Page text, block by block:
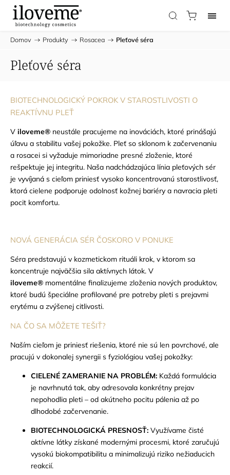
Domov / Produkty / Rosacea / Pleťové séra
Pleťové séra
BIOTECHNOLOGICKÝ POKROK V STAROSTLIVOSTI O
REAKTÍVNU PLEŤ
V iloveme® neustále pracujeme na inováciách, ktoré prinášajú
úľavu a stabilitu vašej pokožke. Pleť so sklonom k začervenaniu
a rosacei si vyžaduje mimoriadne presné zloženie, ktoré
rešpektuje jej integritu. Naša nadchádzajúca línia pleťových sér
je vyvíjaná s cieľom priniesť vysoko koncentrovanú starostlivosť,
ktorá cielene podporuje odolnosť kožnej bariéry a navracia pleti
pocit komfortu.
NOVÁ GENERÁCIA SÉR ČOSKORO V PONUKE
Séra predstavujú v kozmetickom rituáli krok, v ktorom sa
koncentruje najväčšia sila aktívnych látok. V
iloveme® momentálne finalizujeme zloženia nových produktov,
ktoré budú špeciálne profilované pre potreby pleti s prejavmi
erytému a zvýšenej citlivosti.
NA ČO SA MÔŽETE TEŠIŤ?
Naším cieľom je priniesť riešenia, ktoré nie sú len povrchové, ale
pracujú v dokonalej synergii s fyziológiou vašej pokožky:
CIELENÉ ZAMERANIE NA PROBLÉM: Každá formulácia
je navrhnutá tak, aby adresovala konkrétny prejav
nepohodlia pleti – od akútneho pocitu pálenia až po
dlhodobé začervenanie.
BIOTECHNOLOGICKÁ PRESNOSŤ: Využívame čisté
aktívne látky získané modernými procesmi, ktoré zaručujú
vysokú biokompatibilitu a minimalizujú riziko nežiaducich
reakcií.